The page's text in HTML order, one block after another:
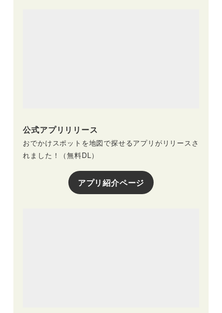
公式アプリリリース
おでかけスポットを地図で探せるアプリがリリースさ
れました！（無料DL）
アプリ紹介ページ